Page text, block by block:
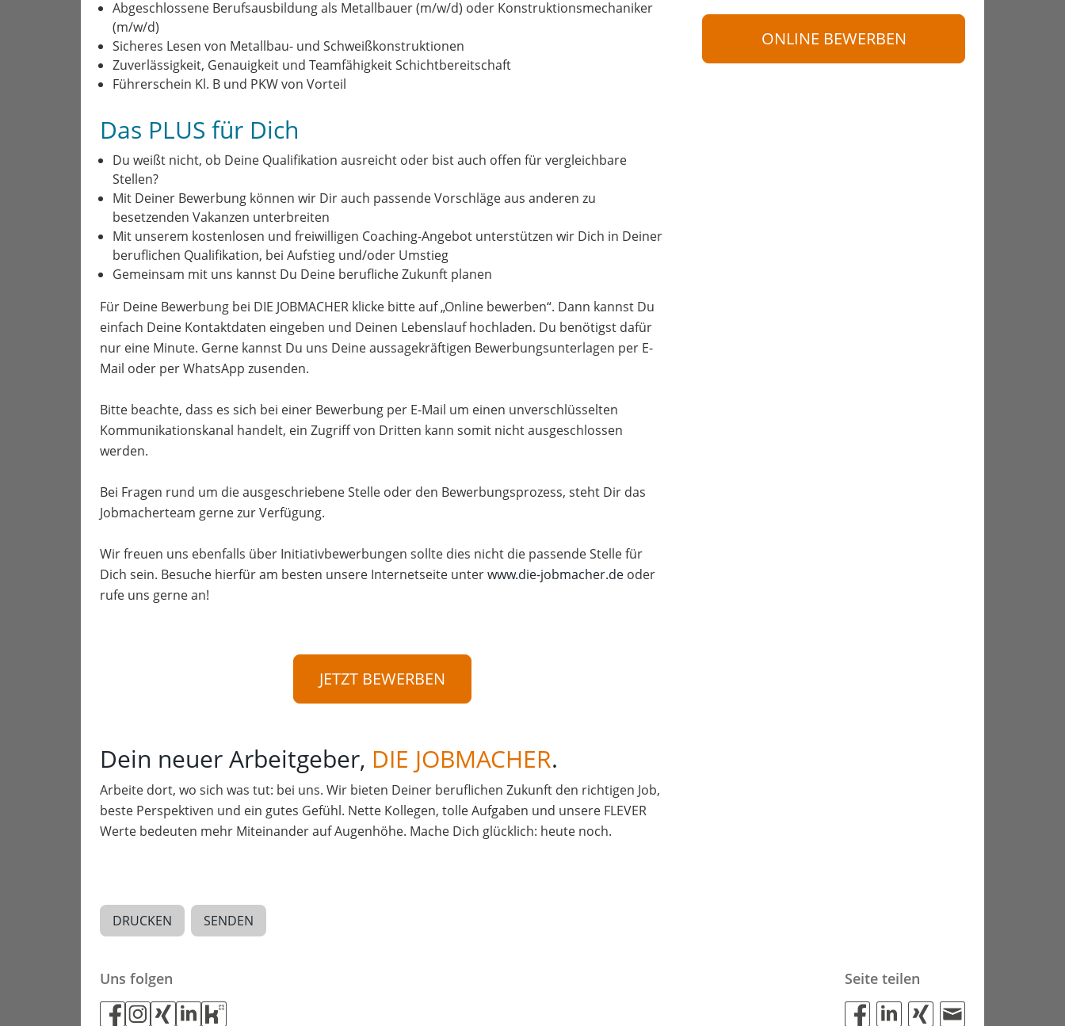
Abgeschlossene Berufsausbildung als Metallbauer (m/w/d) oder Konstruktionsmechaniker
(m/w/d)
Sicheres Lesen von Metallbau- und Schweißkonstruktionen
Zuverlässigkeit, Genauigkeit und Teamfähigkeit Schichtbereitschaft
Führerschein Kl. B und PKW von Vorteil
Das PLUS für Dich
Du weißt nicht, ob Deine Qualifikation ausreicht oder bist auch offen für vergleichbare
Stellen?
Mit Deiner Bewerbung können wir Dir auch passende Vorschläge aus anderen zu
besetzenden Vakanzen unterbreiten
Mit unserem kostenlosen und freiwilligen Coaching-Angebot unterstützen wir Dich in Deiner
beruflichen Qualifikation, bei Aufstieg und/oder Umstieg
Gemeinsam mit uns kannst Du Deine berufliche Zukunft planen
Für Deine Bewerbung bei DIE JOBMACHER klicke bitte auf „Online bewerben“. Dann kannst Du
einfach Deine Kontaktdaten eingeben und Deinen Lebenslauf hochladen. Du benötigst dafür
nur eine Minute. Gerne kannst Du uns Deine aussagekräftigen Bewerbungsunterlagen per E-
Mail oder per WhatsApp zusenden.
Bitte beachte, dass es sich bei einer Bewerbung per E-Mail um einen unverschlüsselten
Kommunikationskanal handelt, ein Zugriff von Dritten kann somit nicht ausgeschlossen
werden.
Bei Fragen rund um die ausgeschriebene Stelle oder den Bewerbungsprozess, steht Dir das
Jobmacherteam gerne zur Verfügung.
Wir freuen uns ebenfalls über Initiativbewerbungen sollte dies nicht die passende Stelle für
Dich sein. Besuche hierfür am besten unsere Internetseite unterwww.die-jobmacher.de oder
rufe uns gerne an!
JETZT BEWERBEN
Dein neuer Arbeitgeber, DIE JOBMACHER.
Arbeite dort, wo sich was tut: bei uns. Wir bieten Deiner beruflichen Zukunft den richtigen Job,
beste Perspektiven und ein gutes Gefühl. Nette Kollegen, tolle Aufgaben und unsere FLEVER
Werte bedeuten mehr Miteinander auf Augenhöhe. Mache Dich glücklich: heute noch.
ONLINE BEWERBEN
DRUCKEN SENDEN
Uns folgen Seite teilen